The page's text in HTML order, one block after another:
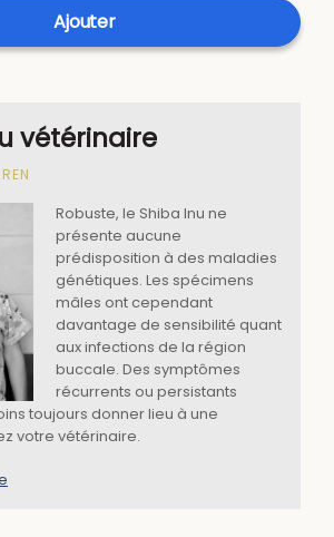
Ajouter
vétérinaire
Robuste, le Shiba Inu ne
présente aucune
prédisposition à des maladies
génétiques. Les spécimens
mâles ont cependant
davantage de sensibilité quant
aux infections de la région
buccale. Des symptômes
récurrents ou persistants
toujours donner lieu à une
votre vétérinaire.